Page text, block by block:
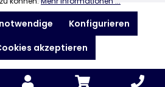
Konfigurieren
akzeptieren